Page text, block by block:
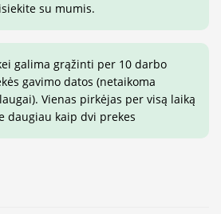
su mumis.
galima grąžinti per 10 darbo
gavimo datos (netaikoma
Vienas pirkėjas per visą laiką
daugiau kaip dvi prekes